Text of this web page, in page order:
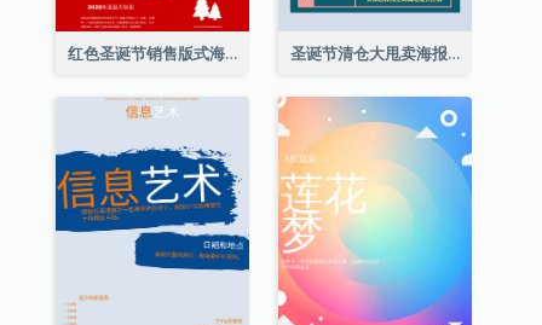
红色圣诞节销售版式海报 圣诞节清仓大甩卖海报